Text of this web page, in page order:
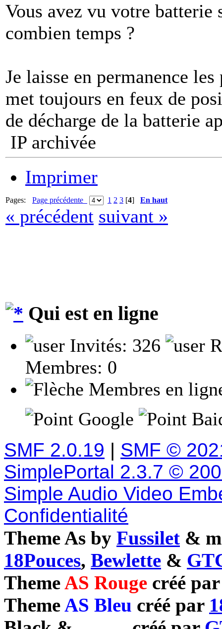
Vous avez vu votre batterie
combien temps ?
Je laisse en permanence
met toujours en feux de
de décharge de la batterie
IP archivée
Imprimer
Pages: Page précédente 1 2 3 [4] En haut
« précédent suivant »
Qui est en ligne
Invités: 326
Membres: 0
Membres en
Google
SMF 2.0.19 | SMF ©
SimplePortal 2.3.7 ©
Simple Audio Video
Confidentialité
Theme As by Fussilet &
18Pouces, Bewlette &
ThemeAS Rouge créé
ThemeAS Bleu créé par